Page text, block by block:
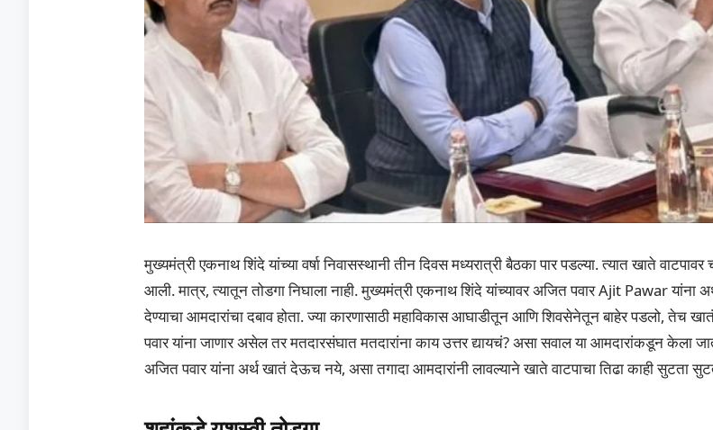
मुख्यमंत्री एकनाथ शिंदे यांच्या वर्षा निवासस्थानी तीन दिवस मध्यरात्री बैठका पार पडल्या. त्यात खाते वाटपावर
आली. मात्र, त्यातून तोडगा निघाला नाही. मुख्यमंत्री एकनाथ शिंदे यांच्यावर अजित पवार Ajit Pawar यांना
देण्याचा आमदारांचा दबाव होता. ज्या कारणासाठी महाविकास आघाडीतून आणि शिवसेनेतून बाहेर पडलो, तेच
पवार यांना जाणार असेल तर मतदारसंघात मतदारांना काय उत्तर द्यायचं? असा सवाल या आमदारांकडून केला
अजित पवार यांना अर्थ खातं देऊच नये, असा तगादा आमदारांनी लावल्याने खाते वाटपाचा तिढा काही सुटता